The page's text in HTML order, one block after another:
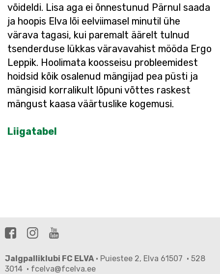
võideldi. Lisa aga ei õnnestunud Pärnul saada
ja hoopis Elva lõi eelviimasel minutil ühe
värava tagasi, kui paremalt äärelt tulnud
tsenderduse lükkas väravavahist mööda Ergo
Leppik. Hoolimata koosseisu probleemidest
hoidsid kõik osalenud mängijad pea püsti ja
mängisid korralikult lõpuni võttes raskest
mängust kaasa väärtuslike kogemusi.
Liigatabel
Jalgpalliklubi FC ELVA· Puiestee 2, Elva 61507 · 528
3014 · fcelva@fcelva.ee